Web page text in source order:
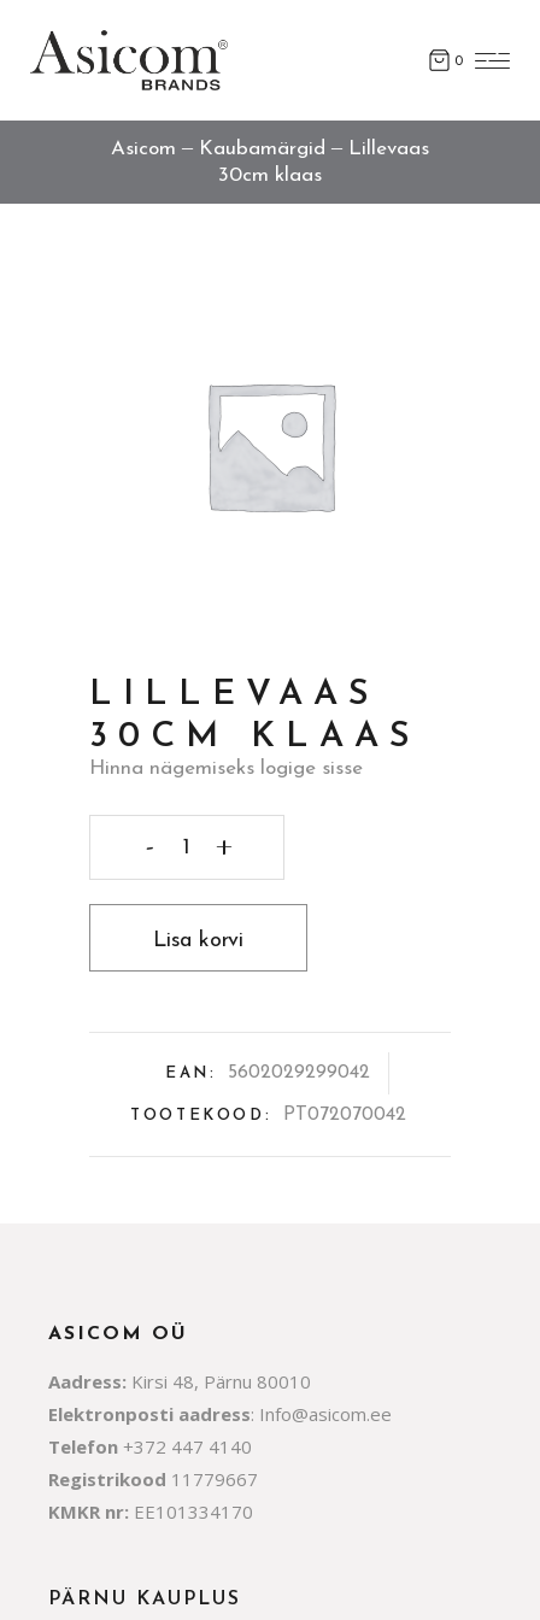
0
Asicom Kaubamärgid
Lillevaas
30cm klaas
LILLEVAAS
30CM KLAAS
Hinna nägemiseks logige sisse
Lisa korvi
EAN: 5602029299042
TOOTEKOOD: PT072070042
ASICOM OÜ
Aadress: Kirsi 48, Pärnu 80010
Elektronposti aadress: Info@asicom.ee
Telefon +372 447 4140
Registrikood 11779667
KMKR nr: EE101334170
PÄRNU KAUPLUS